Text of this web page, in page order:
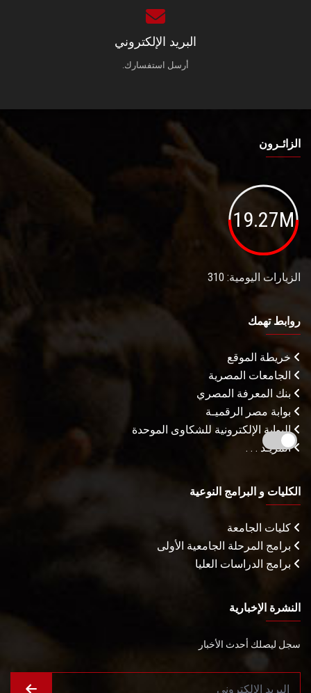
البريد الإلكتروني
أرسل استفسارك.
الزائـرون
19.27M
الزيارات اليومية: 310
روابط تهمك
خريطة الموقع
الجامعات المصرية
بنك المعرفة المصري
بوابة مصر الرقميـة
البوابة الإلكترونية للشكاوى الموحدة
المزيـد . . .
الكليات و البرامج النوعية
كليات الجامعة
برامج المرحلة الجامعية الأولى
برامج الدراسات العليا
النشرة الإخبارية
سجل ليصلك أحدث الأخبار